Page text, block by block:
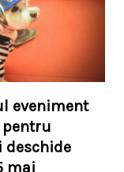
eveniment
deschide
mai